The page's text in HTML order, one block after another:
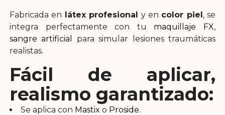
Fabricada en látex profesional y en color piel, se
integra perfectamente con tu maquillaje FX,
sangre artificial
para simular lesiones traumáticas
realistas.
Fácil de aplicar,
realismo garantizado:
Se aplica con Mastix o Proside.